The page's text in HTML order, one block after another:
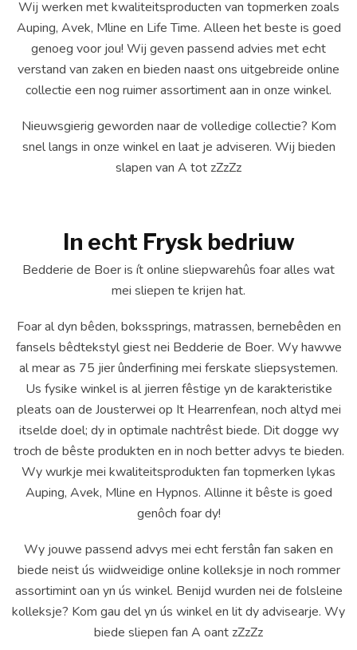
Wij werken met kwaliteitsproducten van topmerken zoals
Auping, Avek, Mline en Life Time. Alleen het beste is goed
genoeg voor jou! Wij geven passend advies met echt
verstand van zaken en bieden naast ons uitgebreide online
collectie een nog ruimer assortiment aan in onze winkel.
Nieuwsgierig geworden naar de volledige collectie? Kom
snel langs in onze winkel en laat je adviseren. Wij bieden
slapen van A tot zZzZz
In echt Frysk bedriuw
Bedderie de Boer is ít online sliepwarehûs foar alles wat
mei sliepen te krijen hat.
Foar al dyn bêden, bokssprings, matrassen, bernebêden en
fansels bêdtekstyl giest nei Bedderie de Boer. Wy hawwe
al mear as 75 jier ûnderfining mei ferskate sliepsystemen.
Us fysike winkel is al jierren fêstige yn de karakteristike
pleats oan de Jousterwei op It Hearrenfean, noch altyd mei
itselde doel; dy in optimale nachtrêst biede. Dit dogge wy
troch de bêste produkten en in noch better advys te bieden.
Wy wurkje mei kwaliteitsprodukten fan topmerken lykas
Auping, Avek, Mline en Hypnos. Allinne it bêste is goed
genôch foar dy!
Wy jouwe passend advys mei echt ferstân fan saken en
biede neist ús wiidweidige online kolleksje in noch rommer
assortimint oan yn ús winkel. Benijd wurden nei de folsleine
kolleksje? Kom gau del yn ús winkel en lit dy advisearje. Wy
biede sliepen fan A oant zZzZz